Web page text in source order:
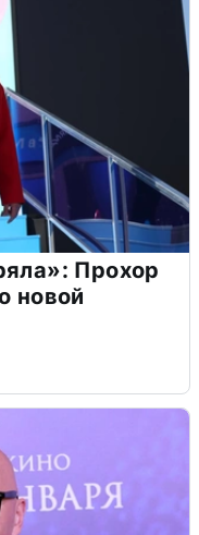
Прохор
новой